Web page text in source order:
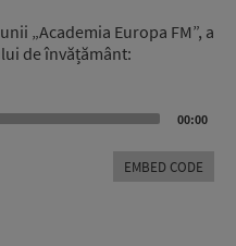
„Academia Europa FM”, a
de învățământ:
00:00
EMBED CODE